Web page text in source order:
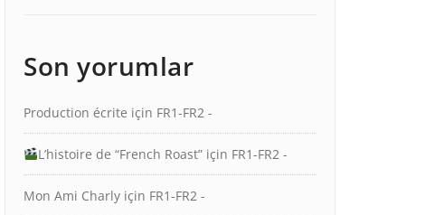
Son yorumlar
Production écrite için FR1-FR2 -
L’histoire de “French Roast”için FR1-FR2 -
Mon Ami Charly için FR1-FR2 -